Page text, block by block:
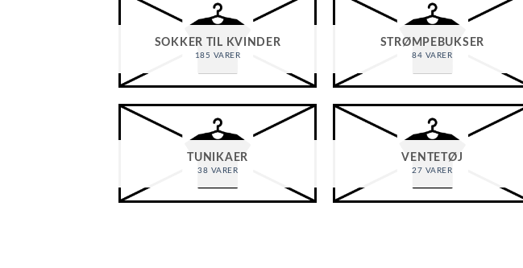
SOKKER TIL KVINDER
185 VARER
STRØMPEBUKSER
84 VARER
TUNIKAER
38 VARER
VENTETØJ
27 VARER